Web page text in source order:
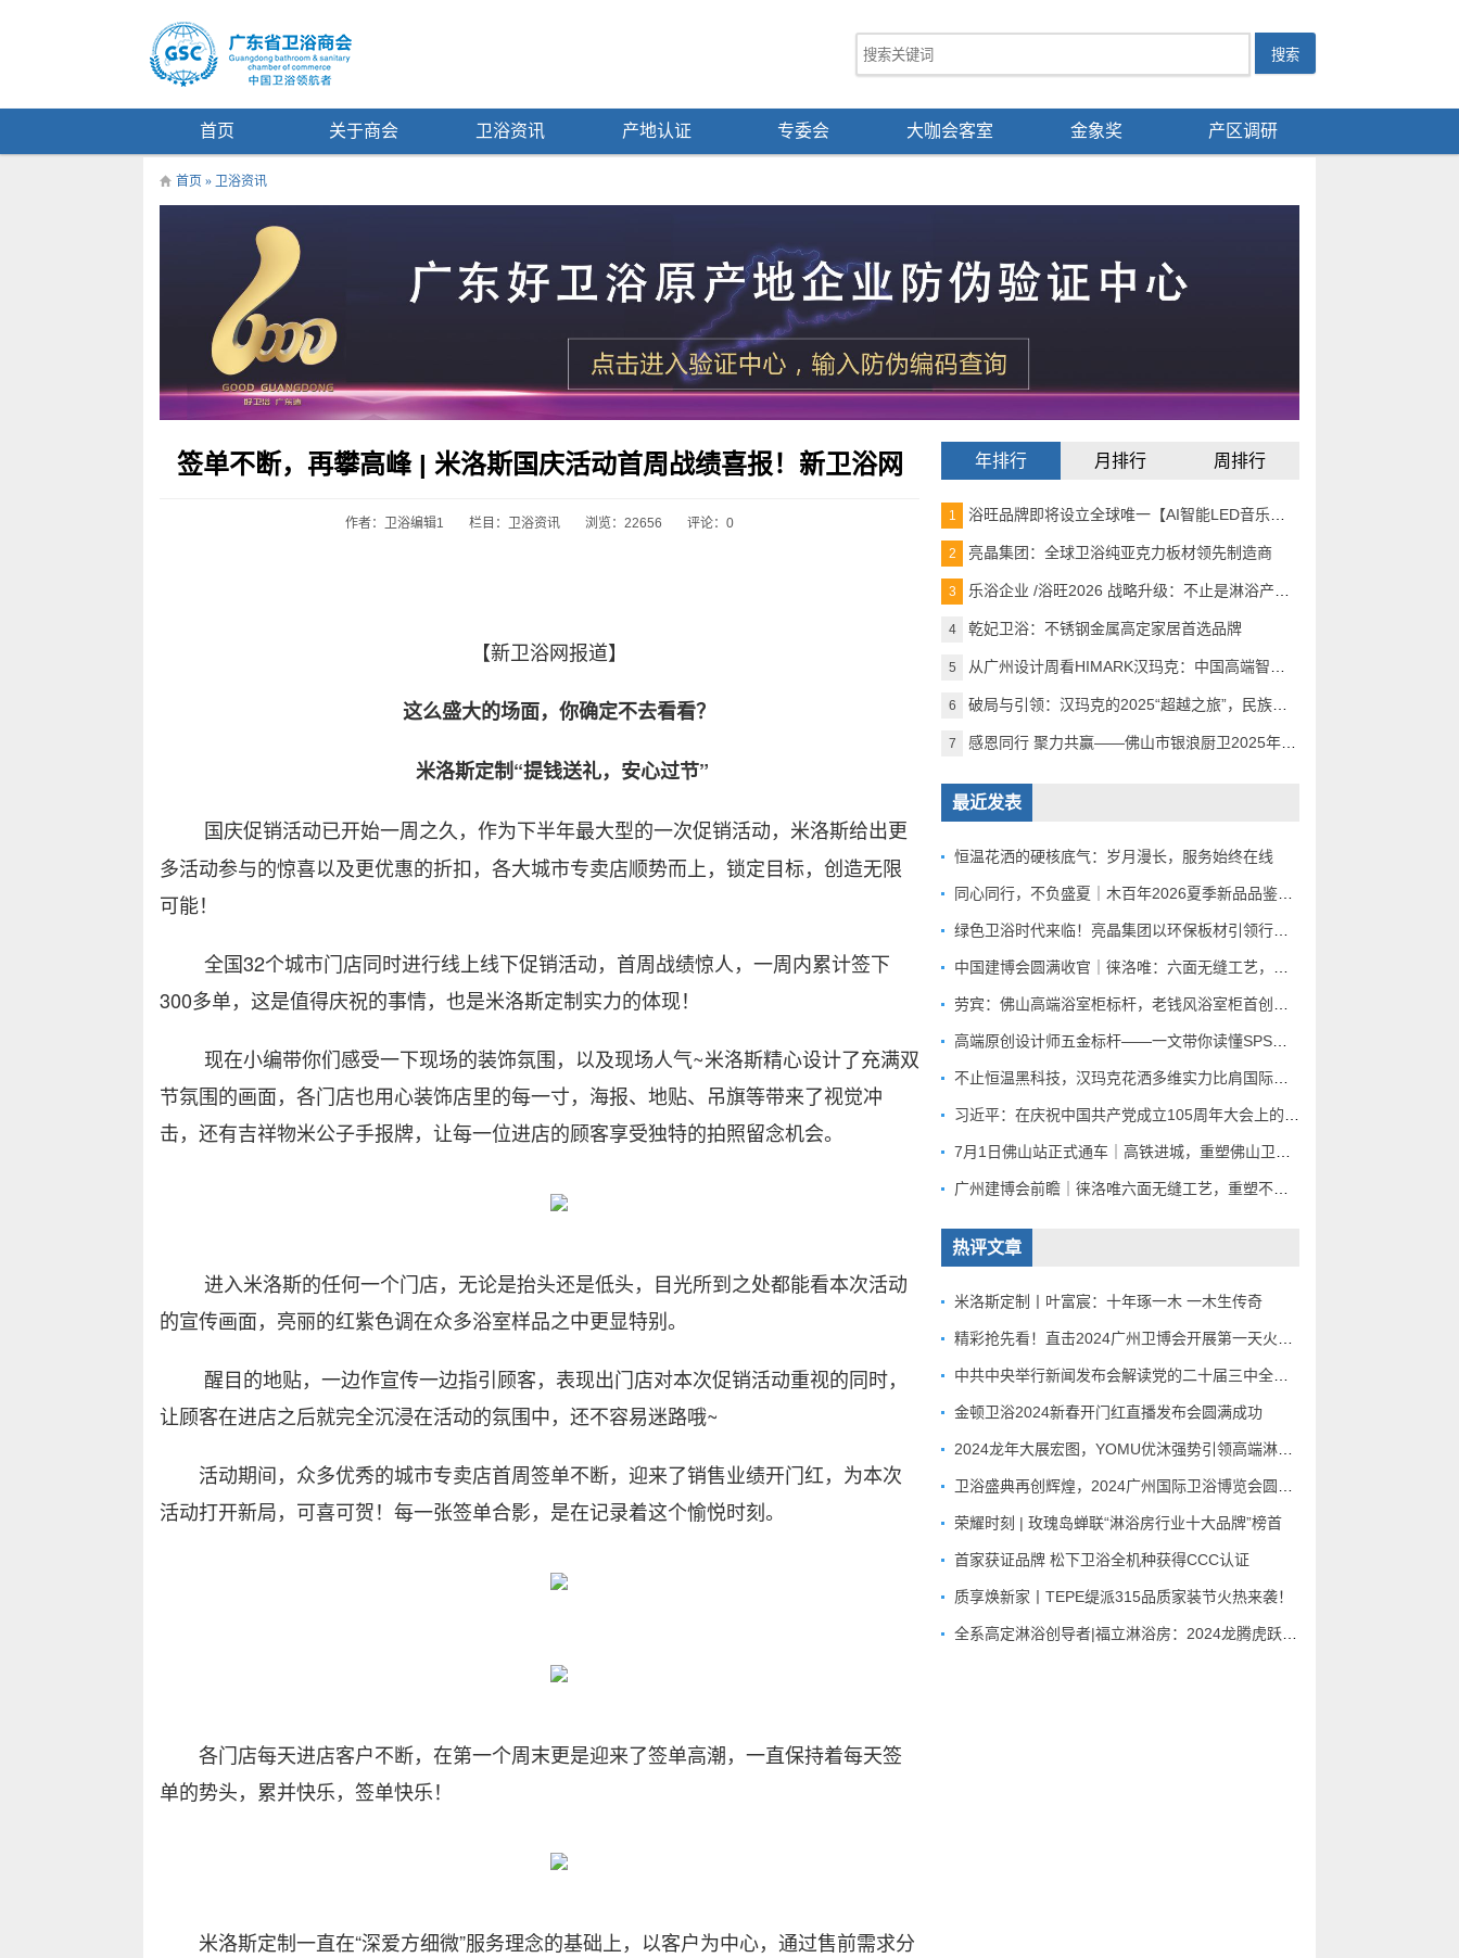
首页 关于商会 卫浴资讯 产地认证 专委会 大咖会客室 金象奖 产区调研
首页 » 卫浴资讯
签单不断，再攀高峰 | 米洛斯国庆活动首周战绩喜报！新卫浴网
作者：卫浴编辑1 栏目： 卫浴资讯 浏览：22656 评论：0
【新卫浴网报道】
这么盛大的场面，你确定不去看看？
米洛斯定制“提钱送礼，安心过节”
国庆促销活动已开始一周之久，作为下半年最大型的一次促销活动，米洛斯给出更
多活动参与的惊喜以及更优惠的折扣，各大城市专卖店顺势而上，锁定目标，创造无限
可能！
全国32个城市门店同时进行线上线下促销活动，首周战绩惊人，一周内累计签下
300多单，这是值得庆祝的事情，也是米洛斯定制实力的体现！
现在小编带你们感受一下现场的装饰氛围，以及现场人气~米洛斯精心设计了充满双
节氛围的画面，各门店也用心装饰店里的每一寸，海报、地贴、吊旗等带来了视觉冲
击，还有吉祥物米公子手报牌，让每一位进店的顾客享受独特的拍照留念机会。
进入米洛斯的任何一个门店，无论是抬头还是低头，目光所到之处都能看本次活动
的宣传画面，亮丽的红紫色调在众多浴室样品之中更显特别。
醒目的地贴，一边作宣传一边指引顾客，表现出门店对本次促销活动重视的同时，
让顾客在进店之后就完全沉浸在活动的氛围中，还不容易迷路哦~
活动期间，众多优秀的城市专卖店首周签单不断，迎来了销售业绩开门红，为本次
活动打开新局，可喜可贺！每一张签单合影，是在记录着这个愉悦时刻。
各门店每天进店客户不断，在第一个周末更是迎来了签单高潮，一直保持着每天签
单的势头，累并快乐，签单快乐！
米洛斯定制一直在“深爱方细微”服务理念的基础上，以客户为中心，通过售前需求分
年排行 月排行 周排行
1 浴旺品牌即将设立全球唯一【AI智能LED音乐淋浴应用中心】
2 亮晶集团：全球卫浴纯亚克力板材领先制造商
3 乐浴企业 /浴旺2026 战略升级：不止是淋浴产品，更是品牌 + 生活方式的引领者
4 乾妃卫浴：不锈钢金属高定家居首选品牌
5 从广州设计周看HIMARK汉玛克：中国高端智能恒温花洒已完美超越
6 破局与引领：汉玛克的2025“超越之旅”，民族品牌如何定义全球高奢沐浴
7 感恩同行 聚力共赢——佛山市银浪厨卫2025年度年会盛典圆满落幕
最近发表
恒温花洒的硬核底气：岁月漫长，服务始终在线
热评文章
米洛斯定制丨叶富宸：十年琢一木 一木生传奇
金顿卫浴2024新春开门红直播发布会圆满成功
荣耀时刻 | 玫瑰岛蝉联“淋浴房行业十大品牌”榜首
首家获证品牌 松下卫浴全机种获得CCC认证
质享焕新家丨TEPE缇派315品质家装节火热来袭！